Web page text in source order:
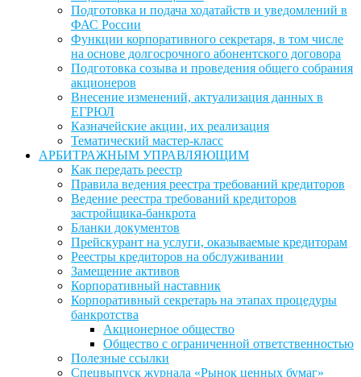
Подготовка и подача ходатайств и уведомлений в
ФАС России
Функции корпоративного секретаря, в том числе
на основе долгосрочного абонентского договора
Подготовка созыва и проведения общего собрания
акционеров
Внесение изменений, актуализация данных в
ЕГРЮЛ
Казначейские акции, их реализация
Тематический мастер-класс
АРБИТРАЖНЫМ УПРАВЛЯЮЩИМ
Как передать реестр
Правила ведения реестра требований кредиторов
Ведение реестра требований кредиторов
застройщика-банкрота
Бланки документов
Прейскурант на услуги, оказываемые кредиторам
Реестры кредиторов на обслуживании
Замещение активов
Корпоративный наставник
Корпоративный секретарь на этапах процедуры
банкротства
Акционерное общество
Общество с ограниченной ответственностью
Полезные ссылки
Спецвыпуск журнала «Рынок ценных бумаг»